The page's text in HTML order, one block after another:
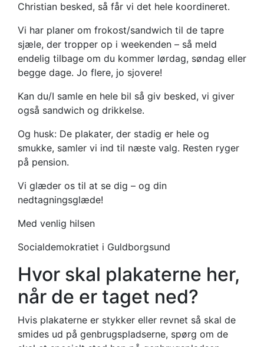
Christian besked, så får vi det hele koordineret.
Vi har planer om frokost/sandwich til de tapre
sjæle, der tropper op i weekenden – så meld
endelig tilbage om du kommer lørdag, søndag eller
begge dage. Jo flere, jo sjovere!
Kan du/I samle en hele bil så giv besked, vi giver
også sandwich og drikkelse.
Og husk: De plakater, der stadig er hele og
smukke, samler vi ind til næste valg. Resten ryger
på pension.
Vi glæder os til at se dig – og din
nedtagningsglæde!
Med venlig hilsen
Socialdemokratiet i Guldborgsund
Hvor skal plakaterne her,
når de er taget ned?
Hvis plakaterne er stykker eller revnet så skal de
smides ud på genbrugspladserne, spørg om de